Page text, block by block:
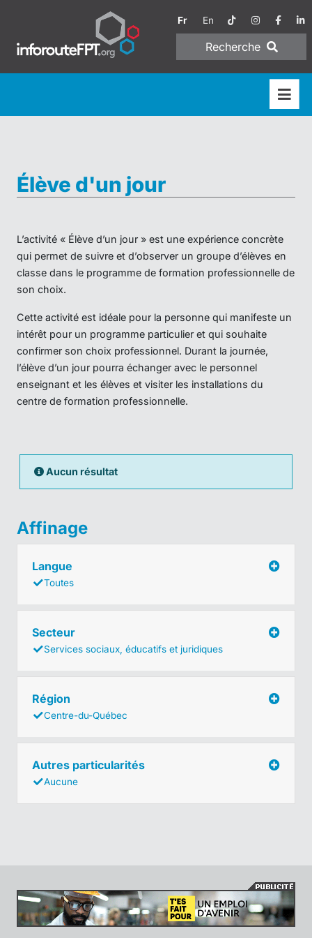
Fr En
Recherche
Élève d'un jour
L’activité « Élève d’un jour » est une expérience concrète
qui permet de suivre et d’observer un groupe d’élèves en
classe dans le programme de formation professionnelle de
son choix.
Cette activité est idéale pour la personne qui manifeste un
intérêt pour un programme particulier et qui souhaite
confirmer son choix professionnel. Durant la journée,
l’élève d’un jour pourra échanger avec le personnel
enseignant et les élèves et visiter les installations du
centre de formation professionnelle.
Aucun résultat
Affinage
Langue
Toutes
Secteur
Services sociaux, éducatifs et juridiques
Région
Centre-du-Québec
Autres particularités
Aucune